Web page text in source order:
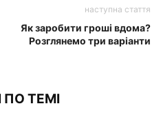
наступна стаття
Як заробити гроші вдома?
Розглянемо три варіанти
ПО ТЕМІ